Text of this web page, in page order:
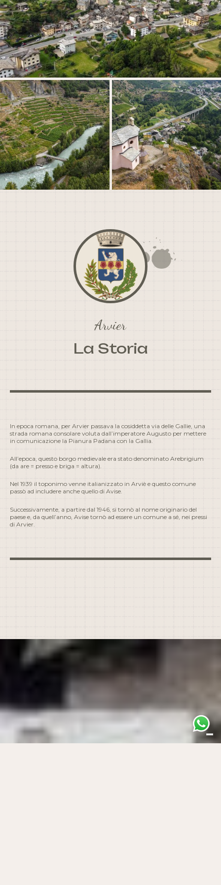
Arvier
La Storia
In epoca romana, per Arvier passava la cosiddetta via delle Gallie, una
strada romana consolare voluta dall’imperatore Augusto per mettere
in comunicazione la Pianura Padana con la Gallia.
All’epoca, questo borgo medievale era stato denominato Arebrigium
(da are = presso e briga = altura).
Nel 1939 il toponimo venne italianizzato in Arviè e questo comune
passò ad includere anche quello di Avise.
Successivamente, a partire dal 1946, si tornò al nome originario del
paese e, da quell’anno, Avise tornò ad essere un comune a sé, nei pressi
di Arvier.